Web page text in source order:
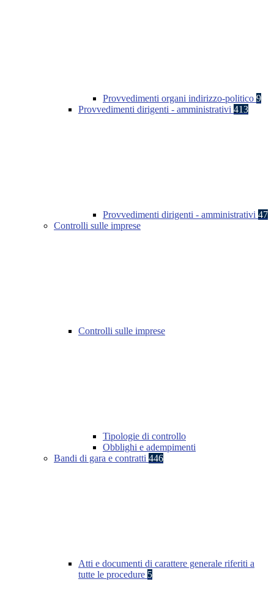
Provvedimenti organi indirizzo-politico 9
Provvedimenti dirigenti - amministrativi 413
Provvedimenti dirigenti - amministrativi 47
Controlli sulle imprese
Controlli sulle imprese
Tipologie di controllo
Obblighi e adempimenti
Bandi di gara e contratti 446
Atti e documenti di carattere generale riferiti a
tutte le procedure 5